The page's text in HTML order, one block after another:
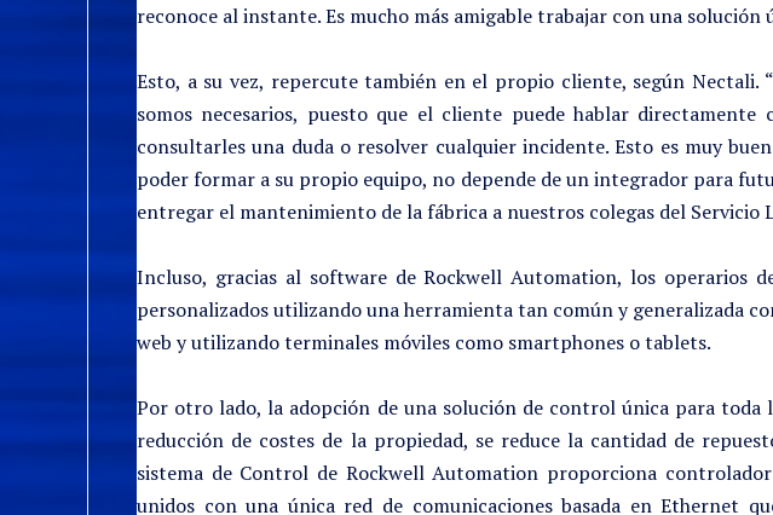
reconoce al instante. Es mucho más amigable trabajar con una
Esto, a su vez, repercute también en el propio cliente, según
somos necesarios, puesto que el cliente puede hablar
consultarles una duda o resolver cualquier incidente. Esto es muy
poder formar a su propio equipo, no depende de un integrador para
entregar el mantenimiento de la fábrica a nuestros colegas del Servicio
Incluso, gracias al software de Rockwell Automation, los operarios
personalizados utilizando una herramienta tan común y generalizada
web y utilizando terminales móviles como smartphones o tablets.
Por otro lado, la adopción de una solución de control única para
reducción de costes de la propiedad, se reduce la cantidad de
sistema de Control de Rockwell Automation proporciona
unidos con una única red de comunicaciones basada en